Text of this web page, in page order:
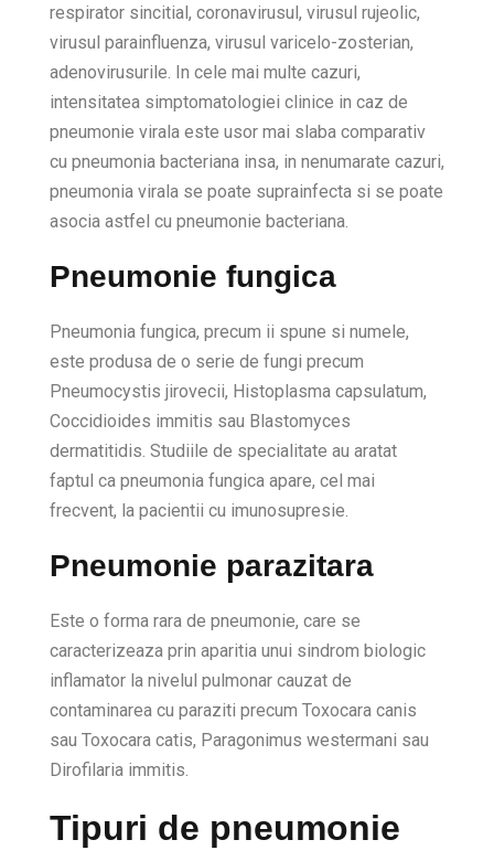
respirator sincitial, coronavirusul, virusul rujeolic,
virusul parainfluenza, virusul varicelo-zosterian,
adenovirusurile. In cele mai multe cazuri,
intensitatea simptomatologiei clinice in caz de
pneumonie virala este usor mai slaba comparativ
cu pneumonia bacteriana insa, in nenumarate cazuri,
pneumonia virala se poate suprainfecta si se poate
asocia astfel cu pneumonie bacteriana.
Pneumonie fungica
Pneumonia fungica, precum ii spune si numele,
este produsa de o serie de fungi precum
Pneumocystis jirovecii, Histoplasma capsulatum,
Coccidioides immitis sau Blastomyces
dermatitidis. Studiile de specialitate au aratat
faptul ca pneumonia fungica apare, cel mai
frecvent, la pacientii cu imunosupresie.
Pneumonie parazitara
Este o forma rara de pneumonie, care se
caracterizeaza prin aparitia unui sindrom biologic
inflamator la nivelul pulmonar cauzat de
contaminarea cu paraziti precum Toxocara canis
sau Toxocara catis, Paragonimus westermani sau
Dirofilaria immitis.
Tipuri de pneumonie